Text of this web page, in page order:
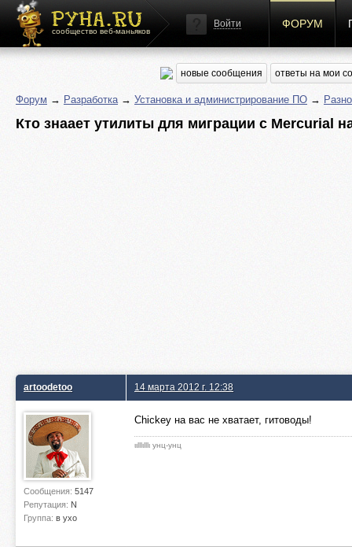
сообщество веб-маньяков
Войти ФОРУМ
новые сообщения ответы на мои
Форум → Разработка→ Установка и администрирование ПО →
Кто знаает утилиты для миграции с Mercurial
artoodetoo
Сообщения: 5147
Репутация: N
Группа: в ухо
14 марта 2012 г. 12:38
Chickey на вас не хватает, гитоводы!
ιιlllιlllι унц-унц